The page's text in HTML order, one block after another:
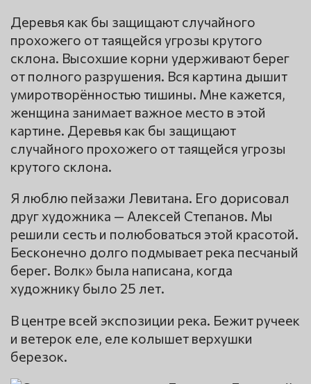
Деревья как бы защищают случайного
прохожего от таящейся угрозы крутого
склона. Высохшие корни удерживают берег
от полного разрушения. Вся картина дышит
умиротворённостью тишины. Мне кажется,
женщина занимает важное место в этой
картине. Деревья как бы защищают
случайного прохожего от таящейся угрозы
крутого склона.
Я люблю пейзажи Левитана. Его дорисовал
друг художника — Алексей Степанов. Мы
решили сесть и полюбоваться этой красотой.
Бесконечно долго подмывает река песчаный
берег. Волк» была написана, когда
художнику было 25 лет.
В центре всей экспозиции река. Бежит ручеек
и ветерок еле, еле колышет верхушки
березок.